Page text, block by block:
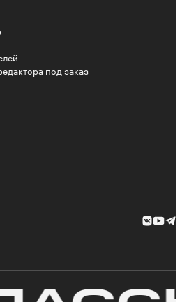
под заказ